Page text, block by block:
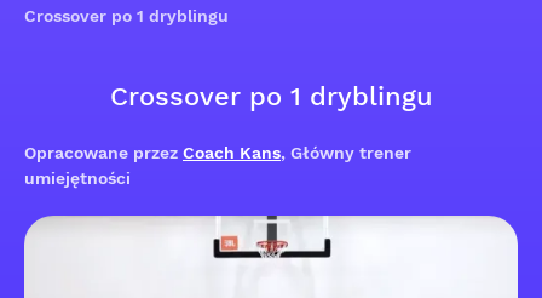
Crossover po 1 dryblingu
Crossover po 1 dryblingu
Opracowane przez Coach Kans, Główny trener
umiejętności